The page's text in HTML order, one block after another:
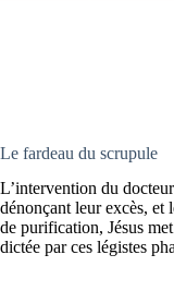
Le fardeau du scrupule
L’intervention du
dénonçant leur excès, et
de purification, Jésus
dictée par ces légistes